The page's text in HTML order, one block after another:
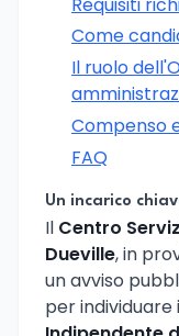
Come
Il ruolo
Compenso
FAQ
Un incarico
Il Centro
Dueville, in
un avviso
per individuare